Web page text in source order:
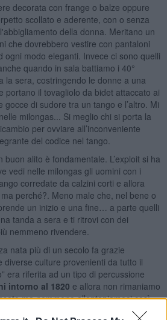
decorata con frange o balze oppure
scollato e aderente, con o senza
della donna. Meritano un
che dovrebbero vestire con pantaloni
ogni modo eleganti. Invece ci sono quelli
quando in sala battiamo i 40°
la sera, costringendo le donne a una
portano il tovagliolo da bidet attaccato ai
gocce di sudore tra un tango e l’altro. Mi
milongas... Si meglio chi si porta la
per ovviare all’inconveniente
del codice nel tango.
alito è fondamentale. L’exploit si ha
vedi nelle milongas gli uomini con i
corredate da calzini corti e allora
perché?. Meno male che, nel bene o
un inizio e una fine… a parte quelli
tanda a sera e ti ritrovi con dei
nemmeno rivendere.
nata più di un secolo fa grazie
diverse culture provenienti da tutto il
era riferita ad un tipo di percussione
intorno al 1820 e allora non rimaniamo
ma nemmeno allontaniamoci così
così come abbiamo fatto per un